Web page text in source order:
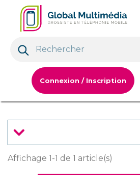
Connexion / Inscription
Affichage 1-1 de 1 article(s)